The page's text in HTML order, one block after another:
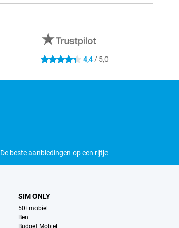
4.4 sterren 4,4 / 5,0
De beste aanbiedingen op een rijtje
SIM ONLY
50+mobiel
Ben
Budget Mobiel